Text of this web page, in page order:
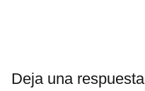
Deja una respuesta